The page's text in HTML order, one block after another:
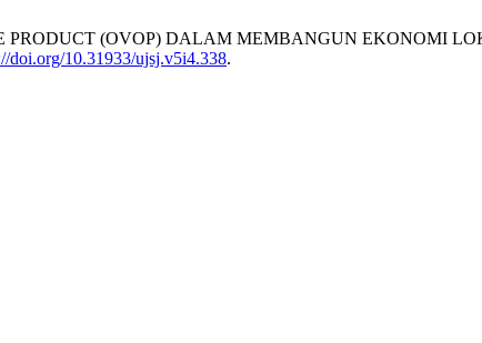
PRODUCT (OVOP) DALAM MEMBANGUN EKONOMI
doi.org/10.31933/ujsj.v5i4.338.